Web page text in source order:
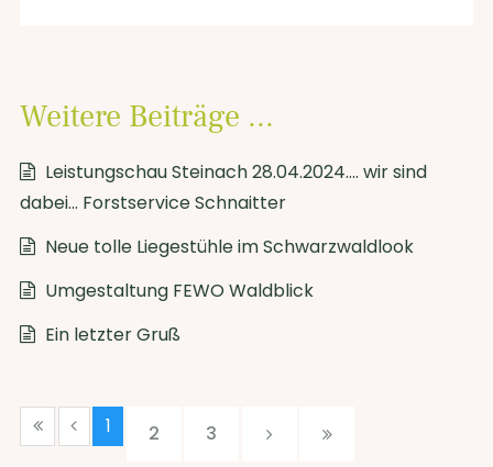
Weitere Beiträge ...
Leistungschau Steinach 28.04.2024.... wir sind
dabei... Forstservice Schnaitter
Neue tolle Liegestühle im Schwarzwaldlook
Umgestaltung FEWO Waldblick
Ein letzter Gruß
1 2 3